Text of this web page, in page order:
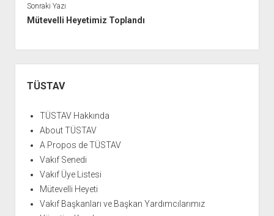
Sonraki Yazı
Mütevelli Heyetimiz Toplandı
Menü
TÜSTAV
TÜSTAV Hakkında
About TÜSTAV
A Propos de TÜSTAV
Vakıf Senedi
Vakıf Üye Listesi
Mütevelli Heyeti
Vakıf Başkanları ve Başkan Yardımcılarımız